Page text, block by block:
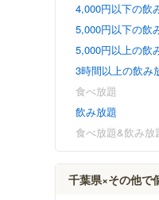
4,000円以下の飲
5,000円以下の飲
5,000円以上の飲
3時間以上の飲み
食べ放題
飲み放題
食べ放題&飲み放
千葉県×その他で